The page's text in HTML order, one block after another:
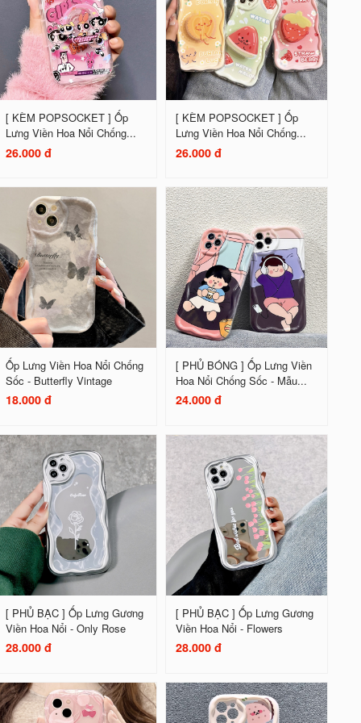
[ KÈM POPSOCKET ] Ốp
Lưng Viền Hoa Nổi Chống...
26.000 đ
[ KÈM POPSOCKET ] Ốp
Lưng Viền Hoa Nổi Chống...
26.000 đ
Ốp Lưng Viền Hoa Nổi Chống
Sốc - Butterfly Vintage
18.000 đ
[ PHỦ BÓNG ] Ốp Lưng Viền
Hoa Nổi Chống Sốc - Mẫu...
24.000 đ
[ PHỦ BẠC ] Ốp Lưng Gương
Viền Hoa Nổi - Only Rose
28.000 đ
[ PHỦ BẠC ] Ốp Lưng Gương
Viền Hoa Nổi - Flowers
28.000 đ